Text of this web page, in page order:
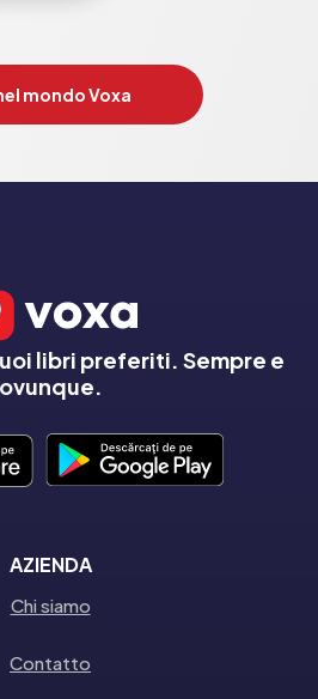
mondo Voxa
libri preferiti. Sempre e
ovunque.
AZIENDA
Chi siamo
Contatto